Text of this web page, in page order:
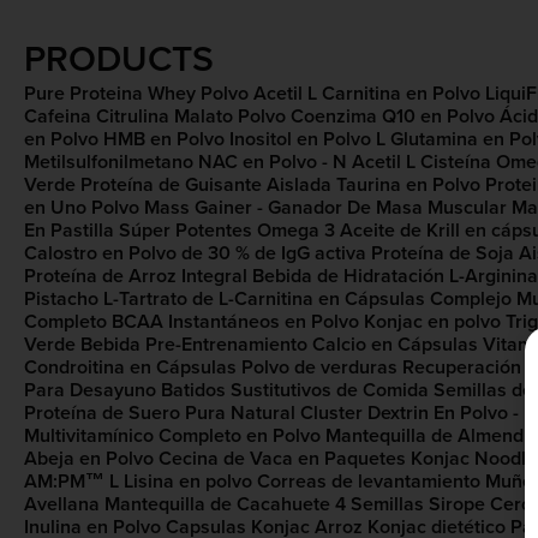
PRODUCTS
Pure Proteina Whey Polvo Acetil L Carnitina​ en Polvo
Cafeina​ Citrulina Malato Polvo Coenzima Q10 en Polvo
en Polvo HMB en Polvo Inositol en Polvo L Glutamina en
Metilsulfonilmetano NAC en Polvo - N Acetil L Cisteína
Verde Proteína de Guisante Aislada Taurina en Polvo
en Uno Polvo Mass Gainer - Ganador De Masa Muscular
En Pastilla​ Súper Potentes Omega 3 Aceite de Krill en
Calostro en Polvo de 30 % de IgG activa Proteína de Soja
Proteína de Arroz Integral Bebida de Hidratación L-
Pistacho L-Tartrato de L-Carnitina en Cápsulas Complejo
Completo BCAA Instantáneos en Polvo Konjac en polvo
Verde Bebida Pre-Entrenamiento Calcio en Cápsulas
Condroitina en Cápsulas Polvo de verduras Recuperación
Para Desayuno Batidos Sustitutivos de Comida Semillas
Proteína de Suero Pura Natural Cluster Dextrin En Polvo -
Multivitamínico Completo en Polvo Mantequilla de
Abeja en Polvo Cecina de Vaca en Paquetes Konjac
AM:PM™ L Lisina en polvo Correas de levantamiento
Avellana Mantequilla de Cacahuete 4 Semillas Sirope
Inulina en Polvo Capsulas Konjac Arroz Konjac dietético